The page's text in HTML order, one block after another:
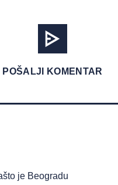
POŠALJI KOMENTAR
je Beogradu